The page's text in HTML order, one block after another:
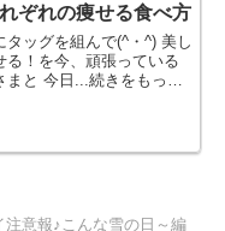
ぞれの痩せる食べ方
タッグを組んで(^・^) 美し
る！を今、頑張っている
まと 今日...続きをもっと
注意報♪こんな雪の日～編